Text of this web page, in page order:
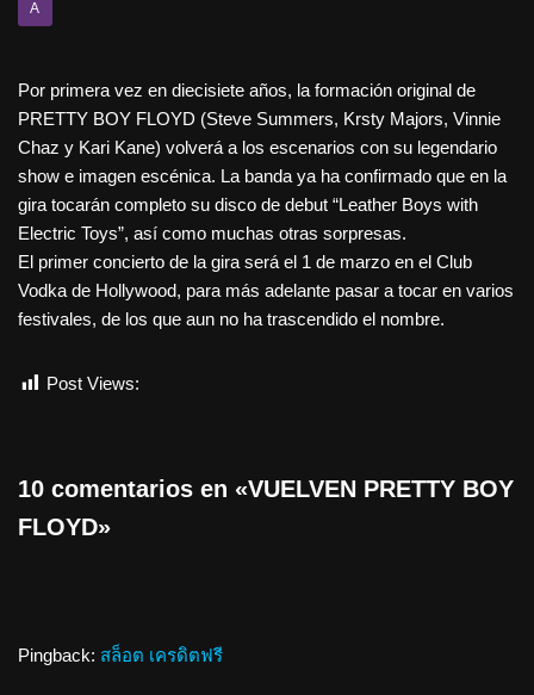
A
Por primera vez en diecisiete años, la formación original de
PRETTY BOY FLOYD (Steve Summers, Krsty Majors, Vinnie
Chaz y Kari Kane) volverá a los escenarios con su legendario
show e imagen escénica. La banda ya ha confirmado que en la
gira tocarán completo su disco de debut “Leather Boys with
Electric Toys”, así como muchas otras sorpresas.
El primer concierto de la gira será el 1 de marzo en el Club
Vodka de Hollywood, para más adelante pasar a tocar en varios
festivales, de los que aun no ha trascendido el nombre.
Post Views:
10 comentarios en «VUELVEN PRETTY BOY
FLOYD»
Pingback: สล็อต เครดิตฟรี